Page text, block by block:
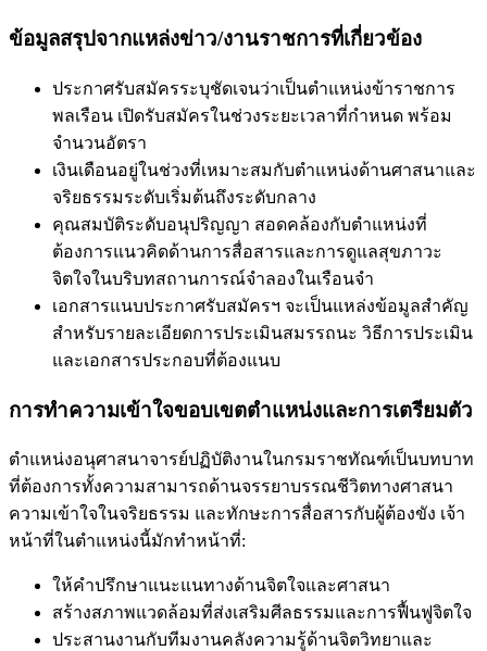
ข้อมูลสรุปจากแหล่งข่าว/งานราชการที่เกี่ยวข้อง
ประกาศรับสมัครระบุชัดเจนว่าเป็นตำแหน่งข้าราชการ
พลเรือน เปิดรับสมัครในช่วงระยะเวลาที่กำหนด พร้อม
จำนวนอัตรา
เงินเดือนอยู่ในช่วงที่เหมาะสมกับตำแหน่งด้านศาสนาและ
จริยธรรมระดับเริ่มต้นถึงระดับกลาง
คุณสมบัติระดับอนุปริญญา สอดคล้องกับตำแหน่งที่
ต้องการแนวคิดด้านการสื่อสารและการดูแลสุขภาวะ
จิตใจในบริบทสถานการณ์จำลองในเรือนจำ
เอกสารแนบประกาศรับสมัครฯ จะเป็นแหล่งข้อมูลสำคัญ
สำหรับรายละเอียดการประเมินสมรรถนะ วิธีการประเมิน
และเอกสารประกอบที่ต้องแนบ
การทำความเข้าใจขอบเขตตำแหน่งและการเตรียมตัว
ตำแหน่งอนุศาสนาจารย์ปฏิบัติงานในกรมราชทัณฑ์เป็นบทบาท
ที่ต้องการทั้งความสามารถด้านจรรยาบรรณชีวิตทางศาสนา
ความเข้าใจในจริยธรรม และทักษะการสื่อสารกับผู้ต้องขัง เจ้า
หน้าที่ในตำแหน่งนี้มักทำหน้าที่:
ให้คำปรึกษาแนะแนทางด้านจิตใจและศาสนา
สร้างสภาพแวดล้อมที่ส่งเสริมศีลธรรมและการฟื้นฟูจิตใจ
ประสานงานกับทีมงานคลังความรู้ด้านจิตวิทยาและ